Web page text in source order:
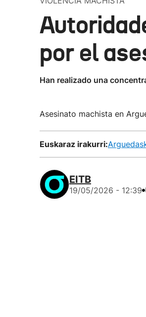
por el
Han realizado una
Asesinato machista en
Euskaraz irakurri:
EITB
19/05/2026 - 12:39